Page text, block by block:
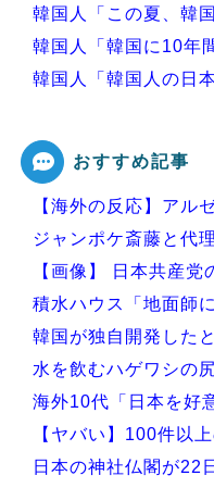
韓国人「この夏、韓
韓国人「韓国に10年
韓国人「韓国人の日
Powered by livedoor
おすすめ記事
【海外の反応】アル
ジャンポケ斎藤と代
【画像】 日本共産党
積水ハウス「地面師
韓国が独自開発した
水を飲むハゲワシの
海外10代「日本を好
【ヤバい】100件以
日本の神社仏閣が22